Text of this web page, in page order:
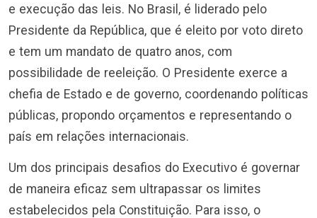
e execução das leis. No Brasil, é liderado pelo
Presidente da República, que é eleito por voto direto
e tem um mandato de quatro anos, com
possibilidade de reeleição. O Presidente exerce a
chefia de Estado e de governo, coordenando políticas
públicas, propondo orçamentos e representando o
país em relações internacionais.
Um dos principais desafios do Executivo é governar
de maneira eficaz sem ultrapassar os limites
estabelecidos pela Constituição. Para isso, o